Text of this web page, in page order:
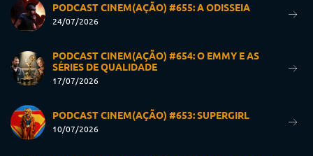
PODCAST CINEM(AÇÃO) #655: A ODISSEIA
24/07/2026
PODCAST CINEM(AÇÃO) #654: O EMMY E AS
SÉRIES DE QUALIDADE
17/07/2026
PODCAST CINEM(AÇÃO) #653: SUPERGIRL
10/07/2026